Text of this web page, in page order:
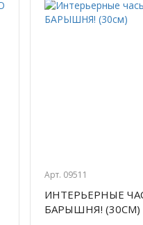
Арт. 09511
ИНТЕРЬЕРНЫЕ
БАРЫШНЯ! (30СМ)